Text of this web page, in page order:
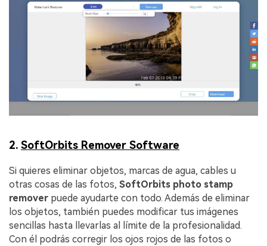
2. SoftOrbits Remover Software
Si quieres eliminar objetos, marcas de agua, cables u
otras cosas de las fotos, SoftOrbits photo stamp
remover puede ayudarte con todo. Además de eliminar
los objetos, también puedes modificar tus imágenes
sencillas hasta llevarlas al límite de la profesionalidad.
Con él podrás corregir los ojos rojos de las fotos o